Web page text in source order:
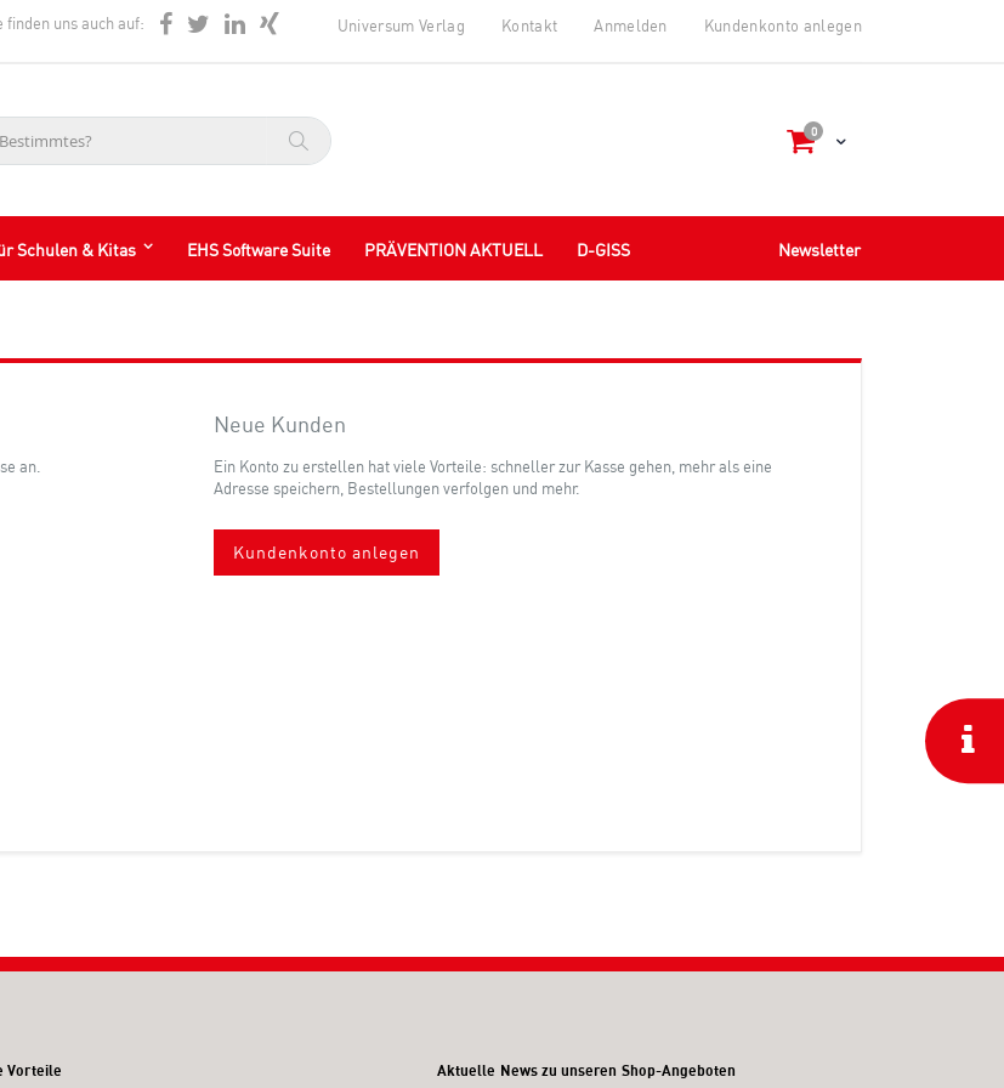
finden uns auch auf: Universum Verlag Kontakt Anmelden Kundenkonto anlegen
Cart
0Artikel
Schulen & Kitas EHS Software Suite PRÄVENTION AKTUELL D-GISS Newsletter
an.
Neue Kunden
Ein Konto zu erstellen hat viele Vorteile: schneller zur Kasse gehen, mehr als eine
Adresse speichern, Bestellungen verfolgen und mehr.
Kundenkonto anlegen
Vorteile Aktuelle News zu unseren Shop-Angeboten